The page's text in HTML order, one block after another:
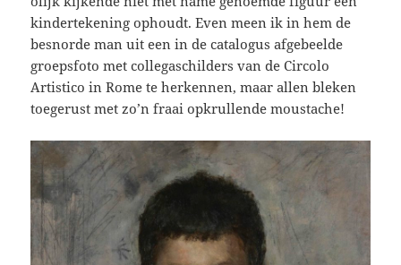
kindertekening ophoudt. Even meen ik in hem de
besnorde man uit een in de catalogus afgebeelde
groepsfoto met collegaschilders van de Circolo
Artistico in Rome te herkennen, maar allen bleken
toegerust met zo’n fraai opkrullende moustache!